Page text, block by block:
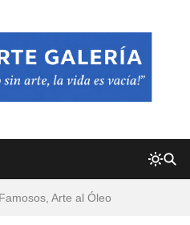
Arte al Óleo